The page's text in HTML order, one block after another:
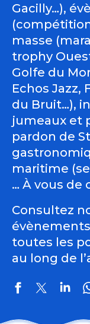
Gacilly…),
masse
trophy
Golfe du
Echos
du Bruit…),
jumeaux et
pardon de
maritime
… À vous de
Consultez
toutes les
au long de